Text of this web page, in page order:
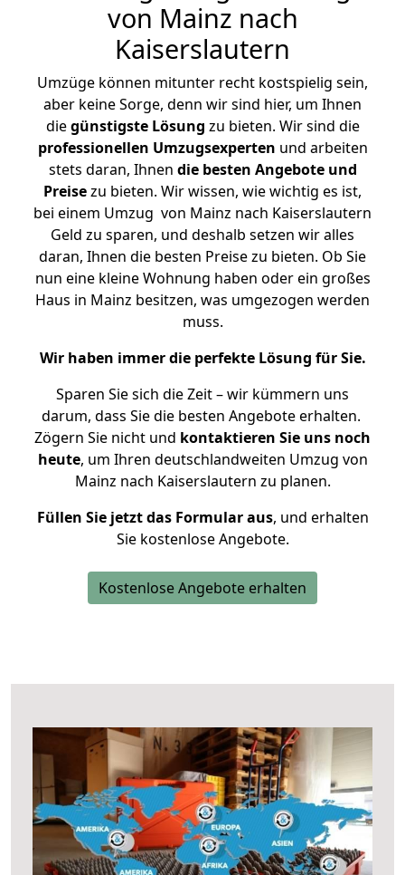
von Mainz nach
Kaiserslautern
Umzüge können mitunter recht kostspielig sein,
aber keine Sorge, denn wir sind hier, um Ihnen
diegünstigste Lösung zu bieten. Wir sind die
professionellen Umzugsexperten und arbeiten
stets daran, Ihnen die besten Angebote und
Preisezu bieten. Wir wissen, wie wichtig es ist,
bei einem Umzug von Mainz nach Kaiserslautern
Geld zu sparen, und deshalb setzen wir alles
daran, Ihnen die besten Preise zu bieten. Ob Sie
nun eine kleine Wohnung haben oder ein großes
Haus in Mainz besitzen, was umgezogen werden
muss.
Wir haben immer die perfekte Lösung für Sie.
Sparen Sie sich die Zeit – wir kümmern uns
darum, dass Sie die besten Angebote erhalten.
Zögern Sie nicht und kontaktieren Sie uns noch
heute, um Ihren deutschlandweiten Umzug von
Mainz nach Kaiserslautern zu planen.
Füllen Sie jetzt das Formular aus, und erhalten
Sie kostenlose Angebote.
Kostenlose Angebote erhalten